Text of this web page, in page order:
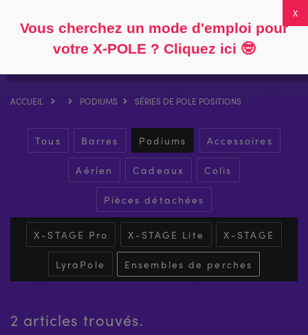
0
ACCUEIL PODIUMS SÉRIES DE POLE POSITIONS
Tous Barres Podiums Accessoires
Aérien Cadeaux Colis
Pièces détachées
X-STAGE Pro X-STAGE Lite X-STAGE
LyraPole Ensembles de perches
2 articles trouvés.
Vous cherchez un mode d'emploi pour
votre X-POLE ? Cliquez ici 🤓